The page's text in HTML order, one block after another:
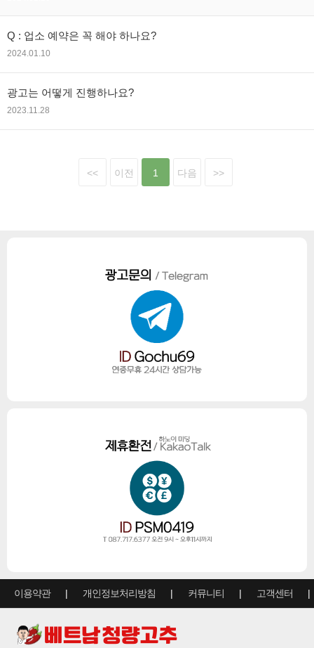
Q : 업소 예약은 꼭 해야 하나요?
2024.01.10
광고는 어떻게 진행하나요?
2023.11.28
<< 이전 1 다음 >>
이용약관 개인정보처리방침 커뮤니티 고객센터